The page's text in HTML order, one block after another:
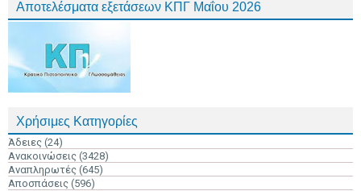
Αποτελέσματα εξετάσεων ΚΠΓ Μαΐου 2026
Χρήσιμες Κατηγορίες
Άδειες (24)
Ανακοινώσεις (3428)
Αναπληρωτές (645)
Αποσπάσεις (596)